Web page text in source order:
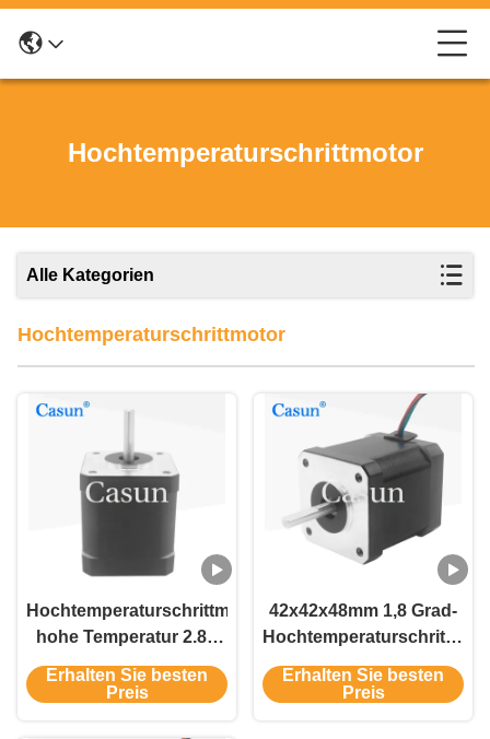
Hochtemperaturschrittmotor
Alle Kategorien
Hochtemperaturschrittmotor
Hochtemperaturschrittmotor-
hohe Temperatur 2.8V
0.59N.M DC 2.8A NEMA
17
Erhalten Sie besten
Preis
42x42x48mm 1,8 Grad-
0.59N.M 2.8A CER
ROHS
Erhalten Sie besten
Preis